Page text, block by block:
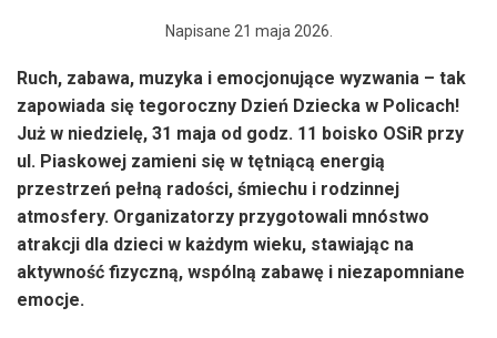
Napisane 21 maja 2026
Ruch, zabawa, muzyka i emocjonujące wyzwania – tak
zapowiada się tegoroczny Dzień Dziecka w Policach!
Już w niedzielę, 31 maja od godz. 11 boisko OSiR przy
ul. Piaskowej zamieni się w tętniącą energią
przestrzeń pełną radości, śmiechu i rodzinnej
atmosfery. Organizatorzy przygotowali mnóstwo
atrakcji dla dzieci w każdym wieku, stawiając na
aktywność fizyczną, wspólną zabawę i niezapomniane
emocje.